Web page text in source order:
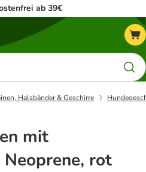
ab 39€
Halsbänder & Geschirre
mit
rot